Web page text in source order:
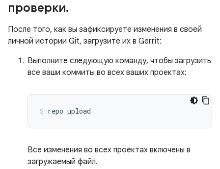
проверки.
После того, как вы зафиксируете изменения в своей
личной истории Git, загрузите их в Gerrit:
Выполните следующую команду, чтобы загрузить
все ваши коммиты во всех ваших проектах:
repo upload
Все изменения во всех проектах включены в
загружаемый файл.